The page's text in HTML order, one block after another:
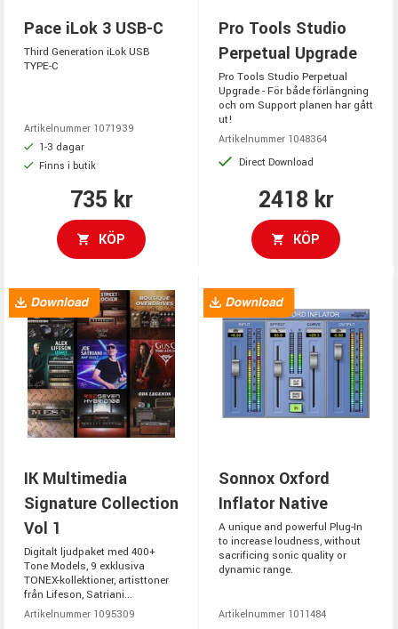
Pace iLok 3 USB-C
Third Generation iLok USB
TYPE-C
Artikelnummer 1071939
1-3 dagar
Finns i butik
735 kr
KÖP
Pro Tools Studio
Perpetual Upgrade
Pro Tools Studio Perpetual
Upgrade - För både förlängning
och om Support planen har gått
ut!
Artikelnummer 1048364
Direct Download
2418 kr
KÖP
IK Multimedia
Signature Collection
Vol 1
Digitalt ljudpaket med 400+
Tone Models, 9 exklusiva
TONEX-kollektioner, artisttoner
från Lifeson, Satriani...
Artikelnummer 1095309
Sonnox Oxford
Inflator Native
A unique and powerful Plug-In
to increase loudness, without
sacrificing sonic quality or
dynamic range.
Artikelnummer 1011484